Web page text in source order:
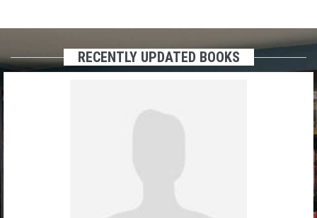
RECENTLY UPDATED BOOKS